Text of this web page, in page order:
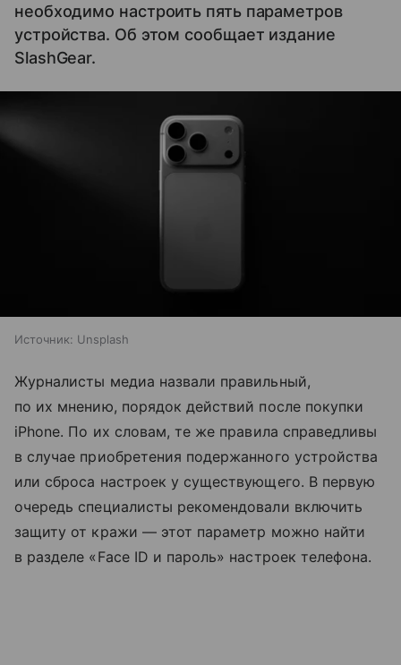
необходимо настроить пять параметров
устройства. Об этом сообщает издание
SlashGear.
Источник: Unsplash
Журналисты медиа назвали правильный,
по их мнению, порядок действий после покупки
iPhone. По их словам, те же правила справедливы
в случае приобретения подержанного устройства
или сброса настроек у существующего. В первую
очередь специалисты рекомендовали включить
защиту от кражи — этот параметр можно найти
в разделе «Face ID и пароль» настроек телефона.